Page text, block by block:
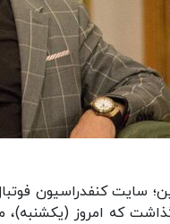
گذاشت که امروز